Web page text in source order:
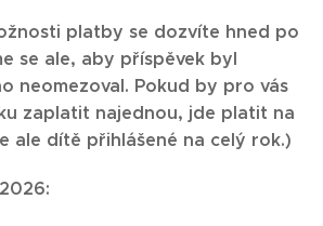
platby se dozvíte hned po
se ale, aby příspěvek byl
neomezoval. Pokud by pro vás
zaplatit najednou, jde platit na
ale dítě přihlášené na celý rok.)